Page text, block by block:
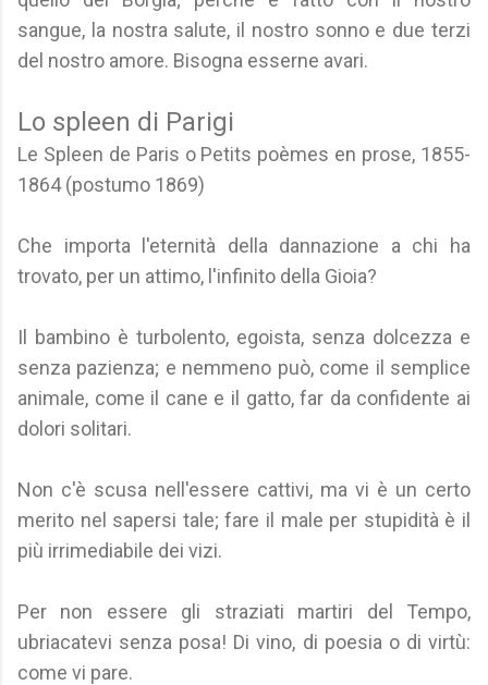
sangue, la nostra salute, il nostro sonno e due terzi
del nostro amore. Bisogna esserne avari.
Lo spleen di Parigi
Le Spleen de Paris o Petits poèmes en prose, 1855-
1864 (postumo 1869)
Che importa l'eternità della dannazione a chi ha
trovato, per un attimo, l'infinito della Gioia?
Il bambino è turbolento, egoista, senza dolcezza e
senza pazienza; e nemmeno può, come il semplice
animale, come il cane e il gatto, far da confidente ai
dolori solitari.
Non c'è scusa nell'essere cattivi, ma vi è un certo
merito nel sapersi tale; fare il male per stupidità è il
più irrimediabile dei vizi.
Per non essere gli straziati martiri del Tempo,
ubriacatevi senza posa! Di vino, di poesia o di virtù:
come vi pare.